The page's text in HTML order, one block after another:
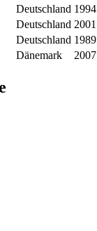
Deutschland 1994
Deutschland 2001
Deutschland 1989
Dänemark 2007